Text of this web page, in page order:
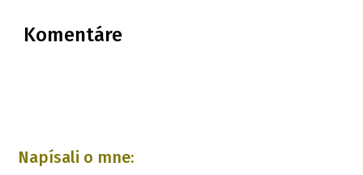
Komentáre
Napísali o mne: